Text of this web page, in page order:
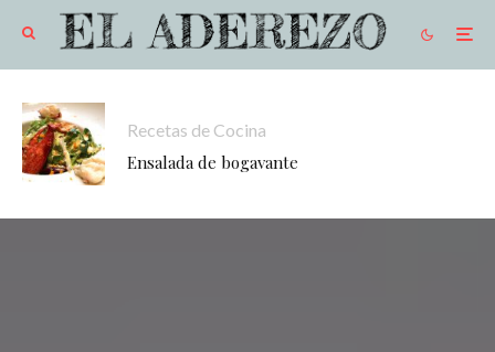
Recetas de Cocina
Ensalada de bogavante